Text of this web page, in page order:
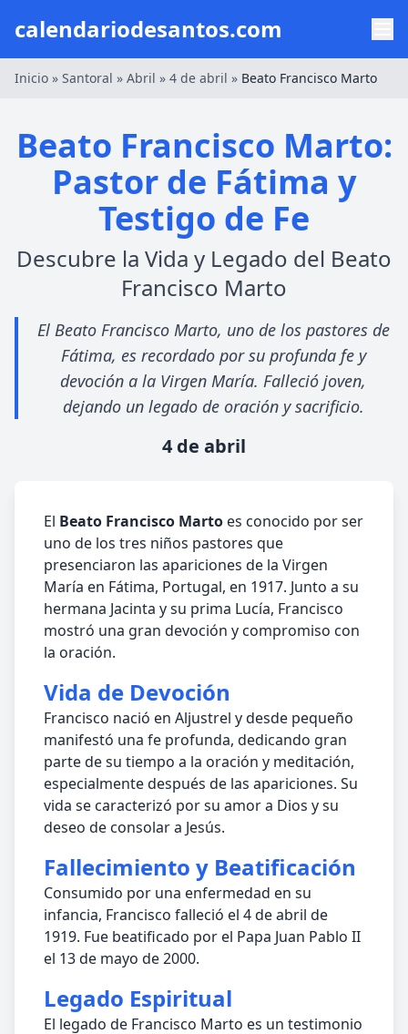
calendariodesantos.com
Inicio » Santoral » Abril » 4 de abril » Beato Francisco Marto
Beato Francisco Marto:
Pastor de Fátima y
Testigo de Fe
Descubre la Vida y Legado del Beato
Francisco Marto
El Beato Francisco Marto, uno de los pastores de
Fátima, es recordado por su profunda fe y
devoción a la Virgen María. Falleció joven,
dejando un legado de oración y sacrificio.
4 de abril
El Beato Francisco Marto es conocido por ser
uno de los tres niños pastores que
presenciaron las apariciones de la Virgen
María en Fátima, Portugal, en 1917. Junto a su
hermana Jacinta y su prima Lucía, Francisco
mostró una gran devoción y compromiso con
la oración.
Vida de Devoción
Francisco nació en Aljustrel y desde pequeño
manifestó una fe profunda, dedicando gran
parte de su tiempo a la oración y meditación,
especialmente después de las apariciones. Su
vida se caracterizó por su amor a Dios y su
deseo de consolar a Jesús.
Fallecimiento y Beatificación
Consumido por una enfermedad en su
infancia, Francisco falleció el 4 de abril de
1919. Fue beatificado por el Papa Juan Pablo II
el 13 de mayo de 2000.
Legado Espiritual
El legado de Francisco Marto es un testimonio